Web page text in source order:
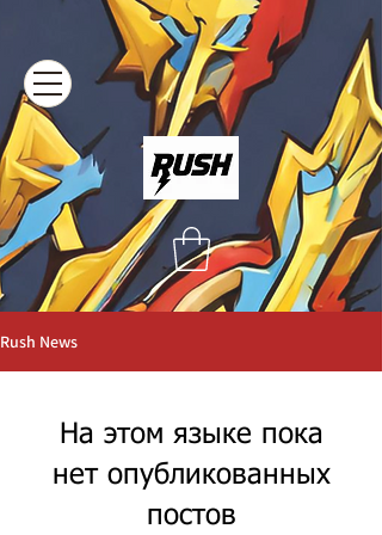
Rush News
На этом языке пока
нет опубликованных
постов